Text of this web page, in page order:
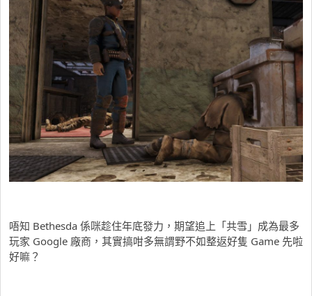
唔知 Bethesda 係咪趁住年底發力，期望追上「共雪」成為最多
玩家 Google 廠商，其實搞咁多無謂野不如整返好隻 Game 先啦
好嘛？